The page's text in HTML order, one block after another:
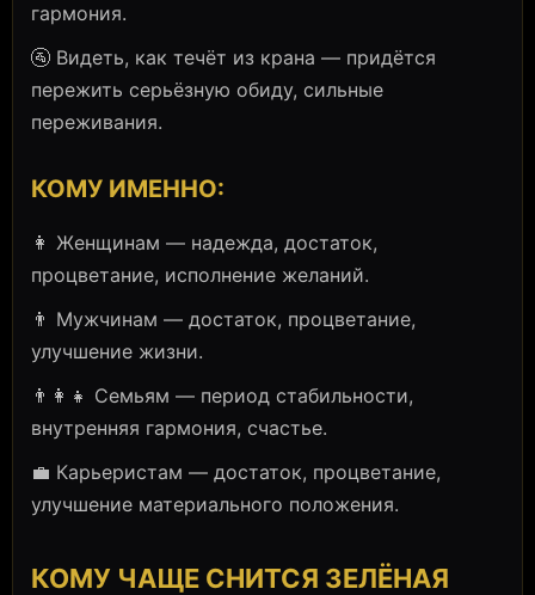
гармония.
🚰 Видеть, как течёт из крана — придётся
пережить серьёзную обиду, сильные
переживания.
КОМУ ИМЕННО:
👩 Женщинам — надежда, достаток,
процветание, исполнение желаний.
👨 Мужчинам — достаток, процветание,
улучшение жизни.
👨‍👩‍👧 Семьям — период стабильности,
внутренняя гармония, счастье.
💼 Карьеристам — достаток, процветание,
улучшение материального положения.
КОМУ ЧАЩЕ СНИТСЯ ЗЕЛЁНАЯ